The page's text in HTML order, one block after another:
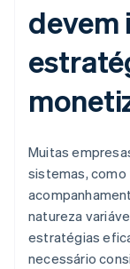
devem
Muitas
sistemas,
natureza
estratégias
necessário